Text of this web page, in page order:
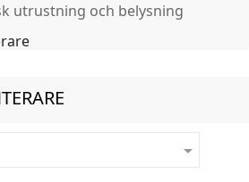
utrustning och belysning
